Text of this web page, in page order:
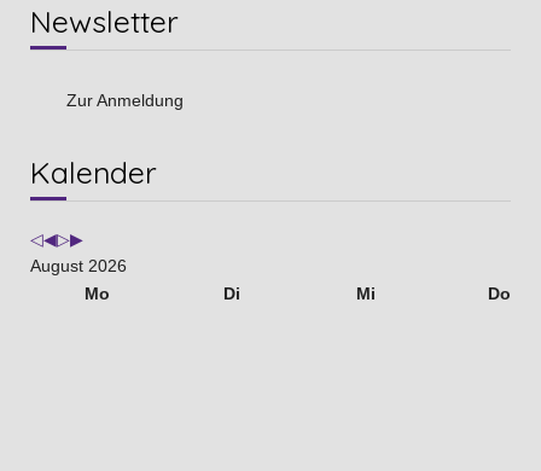
Newsletter
Zur Anmeldung
Kalender
Jahr
Monat
JahrMonat
August 2026
Mo
Di Mi Do